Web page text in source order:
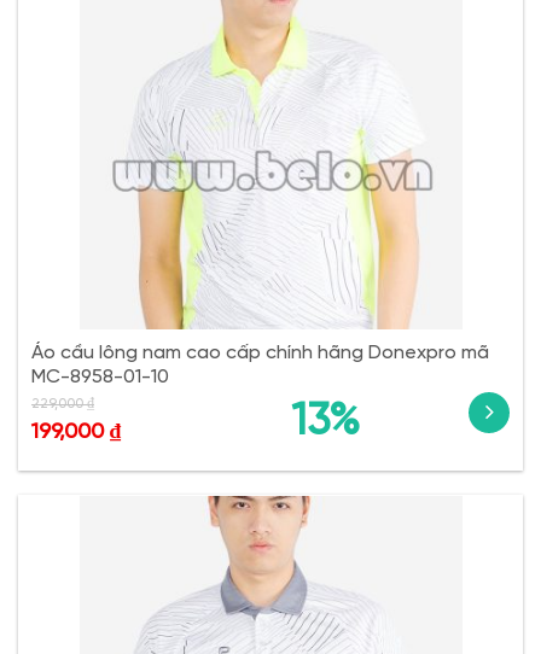
Áo cầu lông nam cao cấp chính hãng Donexpro mã
MC-8958-01-10
13%
229,000₫
199,000 ₫